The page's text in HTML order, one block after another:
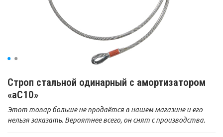
Строп стальной одинарный с амортизатором
«аС10»
Этот товар больше не продаётся в нашем магазине и его
нельзя заказать. Вероятнее всего, он снят с производства.